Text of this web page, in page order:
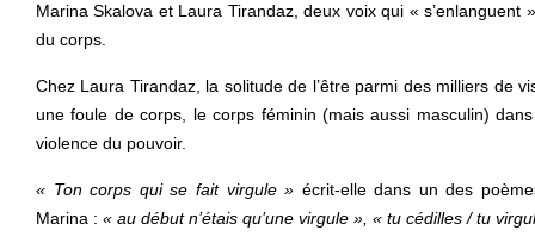
Marina Skalova et Laura Tirandaz, deux voix qui « s’enlanguent
du corps.
Chez Laura Tirandaz, la solitude de l’être parmi des milliers de
une foule de corps, le corps féminin (mais aussi masculin)
violence du pouvoir.
« Ton corps qui se fait virgule » écrit-elle dans un des
Marina : « au début n’étais qu’une virgule », « tu cédilles / tu